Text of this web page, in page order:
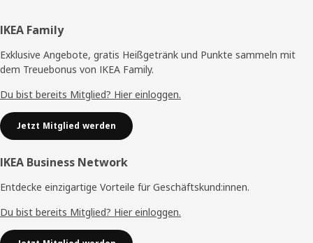
Fußzeile
IKEA Family
Exklusive Angebote, gratis Heißgetränk und Punkte sammeln mit
dem Treuebonus von IKEA Family.
Du bist bereits Mitglied? Hier einloggen.
Jetzt Mitglied werden
IKEA Business Network
Entdecke einzigartige Vorteile für Geschäftskund:innen.
Du bist bereits Mitglied? Hier einloggen.